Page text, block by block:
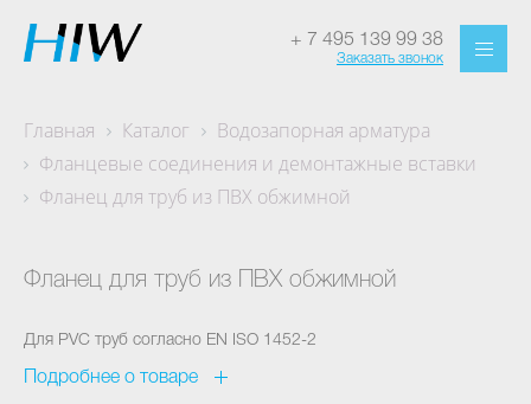
+ 7 495 139 99 38
Заказать звонок
Главная Каталог
Водозапорная арматура
Фланцевые соединения и демонтажные вставки
Фланец для труб из ПВХ обжимной
Фланец для труб из ПВХ обжимной
Для PVC труб согласно EN ISO 1452-2
Подробнее о товаре